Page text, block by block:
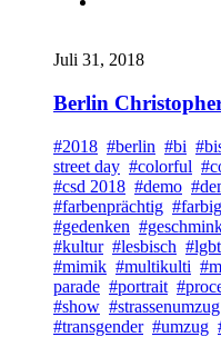
Juli 31, 2018
Berlin
#2018 #berlin #bi
street day #colorful
#csd 2018 #demo
#farbenprächtig #farbig
#gedenken
#kultur #lesbisch #lgbt
#mimik #multikulti
parade #portrait
#show #strassenumzug
#transgender #umzug